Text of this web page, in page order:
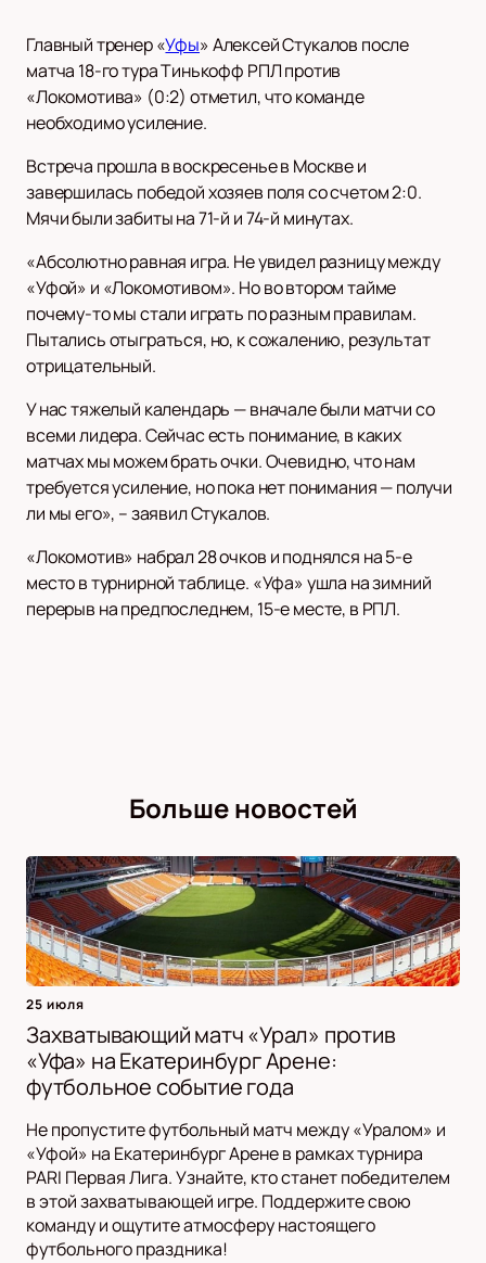
Главный тренер «Уфы» Алексей Стукалов после
матча 18-го тура Тинькофф РПЛ против
«Локомотива» (0:2) отметил, что команде
необходимо усиление.
Встреча прошла в воскресенье в Москве и
завершилась победой хозяев поля со счетом 2:0.
Мячи были забиты на 71-й и 74-й минутах.
«Абсолютно равная игра. Не увидел разницу между
«Уфой» и «Локомотивом». Но во втором тайме
почему-то мы стали играть по разным правилам.
Пытались отыграться, но, к сожалению, результат
отрицательный.
У нас тяжелый календарь — вначале были матчи со
всеми лидера. Сейчас есть понимание, в каких
матчах мы можем брать очки. Очевидно, что нам
требуется усиление, но пока нет понимания — получи
ли мы его», – заявил Стукалов.
«Локомотив» набрал 28 очков и поднялся на 5-е
место в турнирной таблице. «Уфа» ушла на зимний
перерыв на предпоследнем, 15-е месте, в РПЛ.
Больше новостей
25 июля
Захватывающий матч «Урал» против
«Уфа» на Екатеринбург Арене:
футбольное событие года
Не пропустите футбольный матч между «Уралом» и
«Уфой» на Екатеринбург Арене в рамках турнира
PARI Первая Лига. Узнайте, кто станет победителем
в этой захватывающей игре. Поддержите свою
команду и ощутите атмосферу настоящего
футбольного праздника!